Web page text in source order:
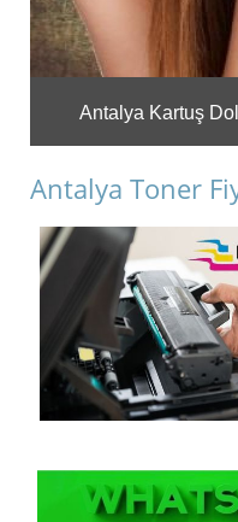
Antalya Kartuş
Antalya Toner